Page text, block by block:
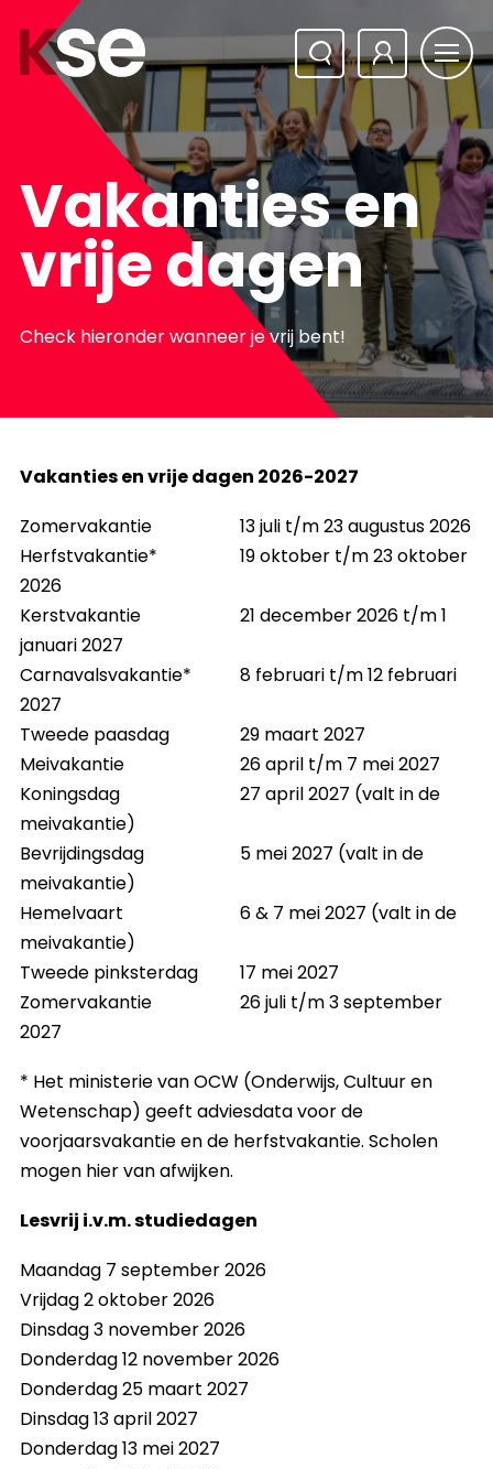
Vakanties en
vrije dagen
Check hieronder wanneer je vrij bent!
Vakanties en vrije dagen 2026-2027
Zomervakantie
13 juli t/m 23 augustus 2026
Herfstvakantie*
19 oktober t/m 23 oktober
2026
Kerstvakantie
21 december 2026 t/m 1
januari 2027
Carnavalsvakantie*
8 februari t/m 12 februari
2027
Tweede paasdag
29 maart 2027
Meivakantie
26 april t/m 7 mei 2027
Koningsdag
27 april 2027 (valt in de
meivakantie)
Bevrijdingsdag
5 mei 2027 (valt in de
meivakantie)
Hemelvaart
6 & 7 mei 2027 (valt in de
meivakantie)
Tweede pinksterdag
17 mei 2027
Zomervakantie
26 juli t/m 3 september
2027
* Het ministerie van OCW (Onderwijs, Cultuur en
Wetenschap) geeft adviesdata voor de
voorjaarsvakantie en de herfstvakantie. Scholen
mogen hier van afwijken.
Lesvrij i.v.m. studiedagen
Maandag 7 september 2026
Vrijdag 2 oktober 2026
Dinsdag 3 november 2026
Donderdag 12 november 2026
Donderdag 25 maart 2027
Dinsdag 13 april 2027
Donderdag 13 mei 2027